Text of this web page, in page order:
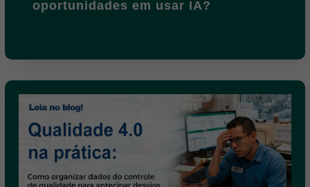
oportunidades em usar IA?